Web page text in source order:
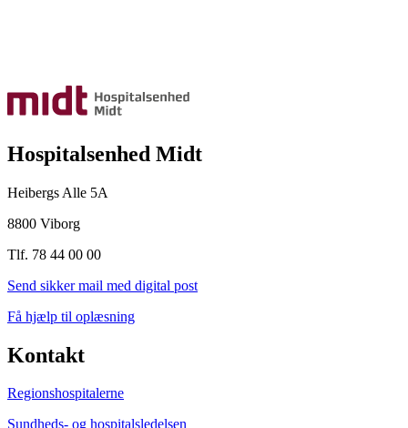
Hospitalsenhed Midt
Heibergs Alle 5A
8800 Viborg
Tlf. 78 44 00 00
Send sikker mail med digital post
Få hjælp til oplæsning
Kontakt
Regionshospitalerne
Sundheds- og hospitalsledelsen